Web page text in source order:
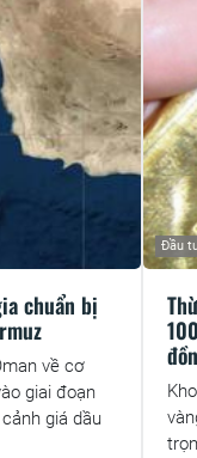
chuẩn bị
về cơ
giai đoạn
giá dầu
Đầu